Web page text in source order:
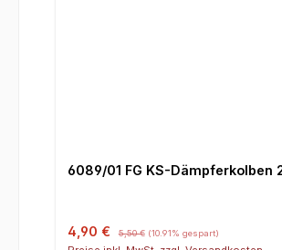
6089/01 FG KS-Dämpferkolben
Verkaufspreis:
4,90 € 5,50 € (10.91% gespart)